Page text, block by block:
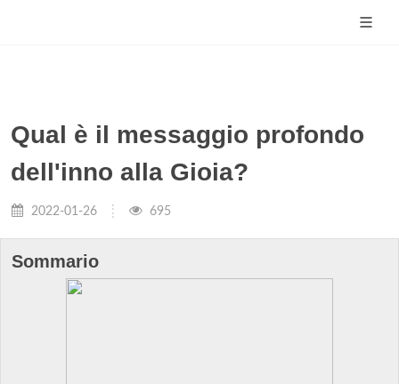
Qual è il messaggio profondo
dell'inno alla Gioia?
2022-01-26 695
Sommario